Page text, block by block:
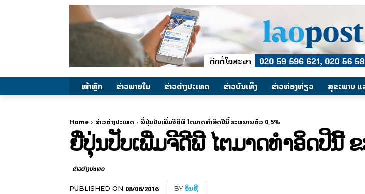
ໜ້າຫຼັກ ຂ່າວພາຍ​ໃນ ຂ່າວຕ່າງປະເທດ ​ຂ່າວບັນເທິງ ​ຂ່າວທ່ອງທ່ຽວ ສຸຂະພາບ
Home ຂ່າວຕ່າງປະເທດ ຍີ່ປຸ່ນ​ປັບ​ເພີ່ມ​ຈີ​ດີ​ພີ ​ໄຕ​ມາດ​ທຳ​ອິດ​ປີ​ນີ້ ຂະຫຍາຍຕົວ​ 0,5%
ຍີ່ປຸ່ນ​ປັບ​ເພີ່ມ​ຈີ​ດີ​ພີ ​ໄຕ​ມາດ​ທຳ​ອິດ​ປີ​ນີ້
ຂ່າວຕ່າງປະເທດ
PUBLISHED ON 08/06/2016 BYອິນຊີ